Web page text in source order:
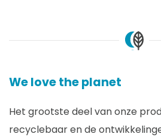
We love the planet
Het grootste deel van onze
recyclebaar en de